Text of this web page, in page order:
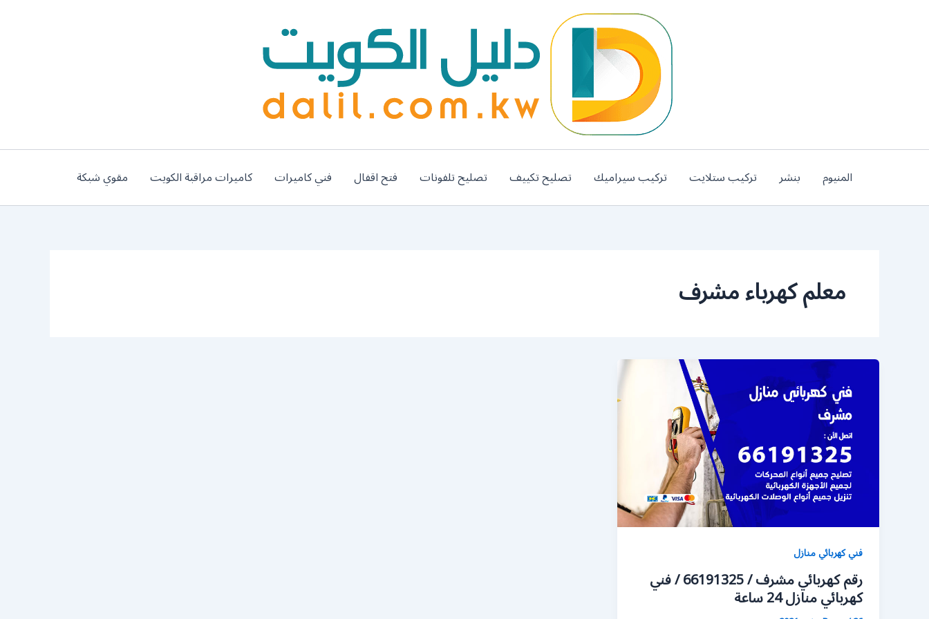
المنيوم بنشر تركيب ستلايت تركيب سيراميك تصليح تكييف تصليح تلفونات فتح اقفال فني كاميرات كاميرات مراقبة الكويت مقوي شبكة
معلم كهرباء مشرف
فني كهربائي منازل
رقم كهربائي مشرف / 66191325 / فني
كهربائي منازل 24 ساعة